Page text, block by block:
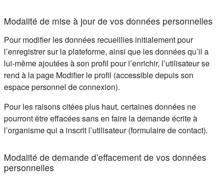
Modalité de mise à jour de vos données personnelles
Pour modifier les données recueillies initialement pour
l’enregistrer sur la plateforme, ainsi que les données qu’il a
lui-même ajoutées à son profil pour l’enrichir, l’utilisateur se
rend à la page Modifier le profil (accessible depuis son
espace personnel de connexion).
Pour les raisons citées plus haut, certaines données ne
pourront être effacées sans en faire la demande écrite à
l’organisme qui a inscrit l’utilisateur (formulaire de contact).
Modalité de demande d’effacement de vos données
personnelles